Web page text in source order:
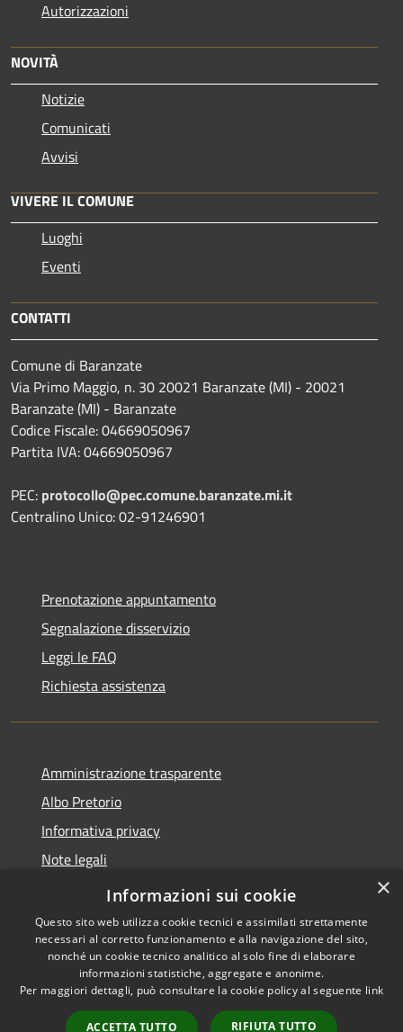
Autorizzazioni
NOVITÀ
Notizie
Comunicati
Avvisi
VIVERE IL COMUNE
Luoghi
Eventi
CONTATTI
Comune di Baranzate
Via Primo Maggio, n. 30 20021 Baranzate (MI) - 20021
Baranzate (MI) - Baranzate
Codice Fiscale: 04669050967
Partita IVA: 04669050967
PEC: protocollo@pec.comune.baranzate.mi.it
Centralino Unico: 02-91246901
Prenotazione appuntamento
Segnalazione disservizio
Leggi le FAQ
Richiesta assistenza
Amministrazione trasparente
Albo Pretorio
Informativa privacy
Note legali
Dichiarazione di accessibilità
Accessibilità
Copyright © 2026 • Comune di
Baranzate • Powered by
Municipium• Accesso
×
Informazioni sui cookie
Questo sito web utilizza cookie tecnici e assimilati strettamente
necessari al corretto funzionamento e alla navigazione del sito,
nonché un cookie tecnico analitico al solo fine di elaborare
informazioni statistiche, aggregate e anonime.
Per maggiori dettagli, può consultare la cookie policy al seguente link
ACCETTA TUTTO RIFIUTA TUTTO